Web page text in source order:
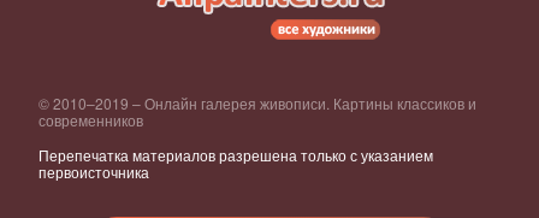
© 2010–2019 – Онлайн галерея живописи. Картины классиков и
современников
Перепечатка материалов разрешена только с указанием
первоисточника